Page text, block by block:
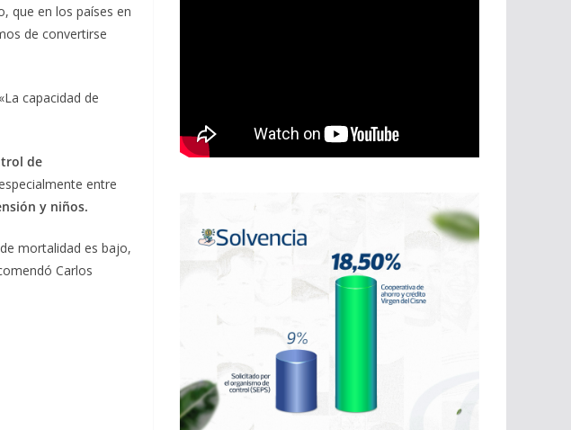
que en los países en
de convertirse
capacidad de
de
entre
y niños.
mortalidad es bajo,
Carlos